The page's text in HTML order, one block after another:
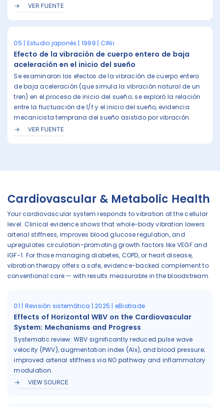
VER FUENTE
05 | Estudio japonés | 1999 | CiNii
Efecto de la vibración de cuerpo entero de baja
aceleración en el inicio del sueño
Se examinaron los efectos de la vibración de cuerpo entero
de baja aceleración (que simula la vibración natural de un
tren) en el proceso de inicio del sueño; se exploró la relación
entre la fluctuación de 1/f y el inicio del sueño, evidencia
mecanicista temprana del sueño asistido por vibración.
VER FUENTE
Cardiovascular & Metabolic Health
Your cardiovascular system responds to vibration at the cellular
level. Clinical evidence shows that whole-body vibration lowers
arterial stiffness, improves blood glucose regulation, and
upregulates circulation-promoting growth factors like VEGF and
IGF-1. For those managing diabetes, COPD, or heart disease,
vibration therapy offers a safe, evidence-backed complement to
conventional care — with results measurable in the bloodstream.
01 | Revisión sistemática | 2025 | eBiotrade
Effects of Horizontal WBV on the Cardiovascular
System: Mechanisms and Progress
Systematic review: WBV significantly reduced pulse wave
velocity (PWV), augmentation index (AIx), and blood pressure;
improved arterial stiffness via NO pathway and inflammatory
modulation.
VIEW SOURCE